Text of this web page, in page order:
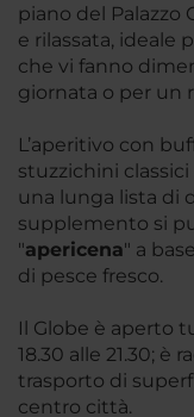
piano del Palazzo
e rilassata, ideale
che vi fanno
giornata o per un
L’aperitivo con
stuzzichini
una lunga lista di
supplemento si
"apericena" a
di pesce fresco.
Il Globe è aperto
18.30 alle 21.30; è
trasporto di
centro città.